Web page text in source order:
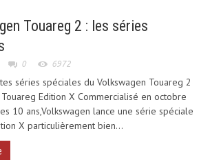
Touareg 2 : les séries
0 6972
séries spéciales du Volkswagen Touareg 2
Edition X Commercialisé en octobre
10 ans,Volkswagen lance une série spéciale
X particulièrement bien...